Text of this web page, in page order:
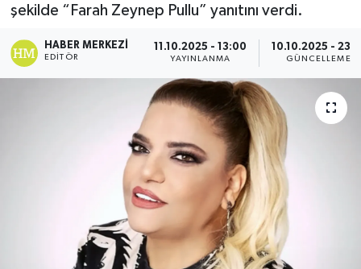
şekilde “Farah Zeynep Pullu” yanıtını verdi.
HABER MERKEZI
EDITÖR
11.10.2025 - 13:00
YAYINLANMA
10.10.2025 -
GÜNCELLEME